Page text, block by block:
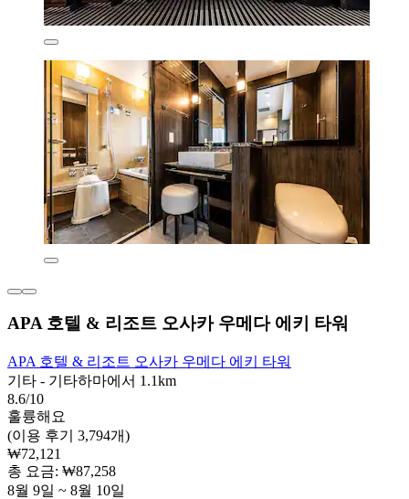
APA 호텔 & 리조트 오사카 우메다 에키 타워
APA 호텔 & 리조트 오사카 우메다 에키 타워
기타 - 기타하마에서 1.1km
8.6/10
훌륭해요
(이용 후기 3,794개)
₩72,121
총 요금: ₩87,258
8월 9일 ~ 8월 10일